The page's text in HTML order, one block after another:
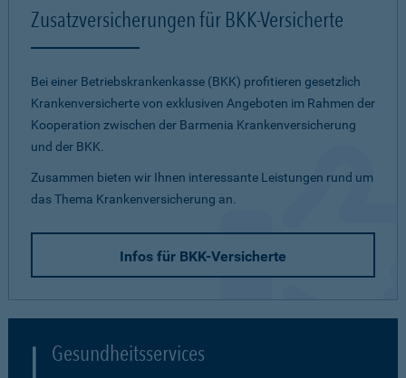
Zusatzversicherungen für BKK-Versicherte
Bei einer Betriebskrankenkasse (BKK) profitieren gesetzlich
Krankenversicherte von exklusiven Angeboten im Rahmen der
Kooperation zwischen der Barmenia Krankenversicherung
und der BKK.
Zusammen bieten wir Ihnen interessante Leistungen rund um
das Thema Krankenversicherung an.
Infos für BKK-Versicherte
Gesundheitsservices